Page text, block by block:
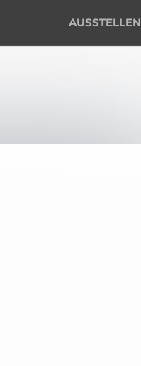
AUSSTELLEN